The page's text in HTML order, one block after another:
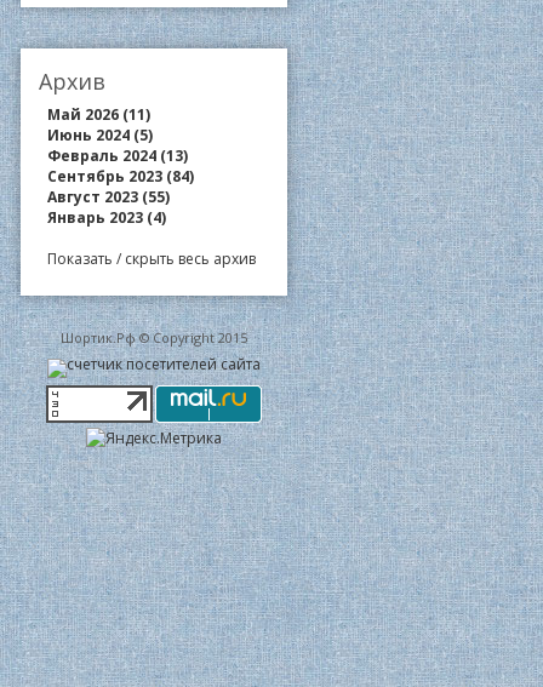
Архив
Май 2026 (11)
Июнь 2024 (5)
Февраль 2024 (13)
Сентябрь 2023 (84)
Август 2023 (55)
Январь 2023 (4)
Показать / скрыть весь архив
Шортик.Рф © Copyright 2015